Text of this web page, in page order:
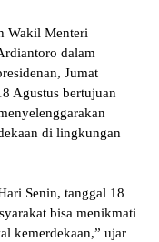
Wakil Menteri
dalam
Jumat
Agustus bertujuan
di lingkungan
Senin, tanggal 18
bisa menikmati
kemerdekaan,” ujar